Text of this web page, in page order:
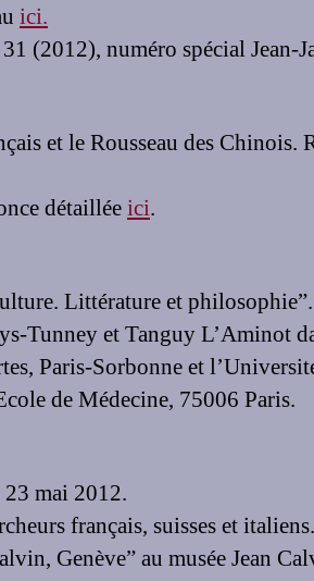
ici.
31 (2012), numéro spécial Jean-
et le Rousseau des Chinois.
détailléeici.
Littérature et
Tunney et Tanguy L’Aminot
Paris-Sorbonne et
de Médecine, 75006 Paris.
23 mai 2012.
français, suisses et italiens.
Genève” au musée Jean